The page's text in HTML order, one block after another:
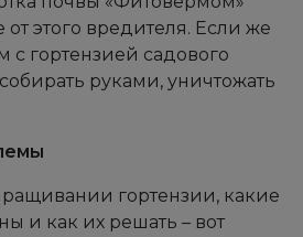
от этого вредителя. Если же
с гортензией садового
руками, уничтожать
гортензии, какие
и как их решать – вот